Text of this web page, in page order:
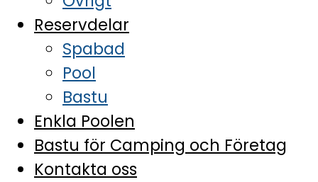
Reservdelar
Spabad
Pool
Bastu
Enkla Poolen
Bastu för Camping och Företag
Kontakta oss